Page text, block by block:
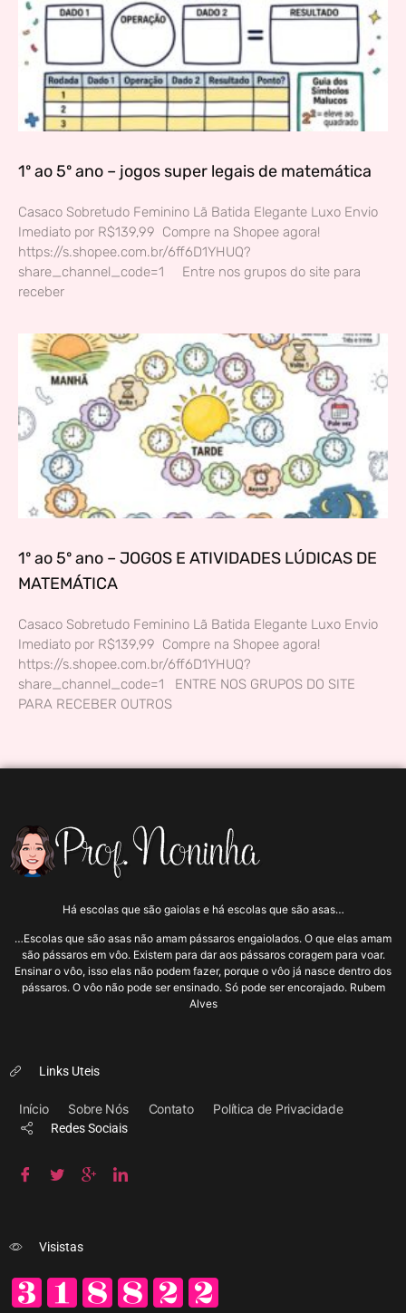
1º ao 5º ano – jogos super legais de matemática
Casaco Sobretudo Feminino Lã Batida Elegante Luxo Envio
Imediato por R$139,99 Compre na Shopee agora!
https://s.shopee.com.br/6ff6D1YHUQ?
share_channel_code=1 Entre nos grupos do site para
receber
1º ao 5º ano – JOGOS E ATIVIDADES LÚDICAS DE
MATEMÁTICA
Casaco Sobretudo Feminino Lã Batida Elegante Luxo Envio
Imediato por R$139,99 Compre na Shopee agora!
https://s.shopee.com.br/6ff6D1YHUQ?
share_channel_code=1 ENTRE NOS GRUPOS DO SITE
PARA RECEBER OUTROS
Há escolas que são gaiolas e há escolas que são asas…
…Escolas que são asas não amam pássaros engaiolados. O que elas amam
são pássaros em vôo. Existem para dar aos pássaros coragem para voar.
Ensinar o vôo, isso elas não podem fazer, porque o vôo já nasce dentro dos
pássaros. O vôo não pode ser ensinado. Só pode ser encorajado. Rubem
Alves
Links Uteis
Início Sobre Nós Contato Política de Privacidade
Redes Sociais
Visistas